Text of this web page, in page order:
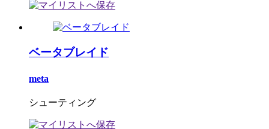
ベータブレイド
meta
シューティング